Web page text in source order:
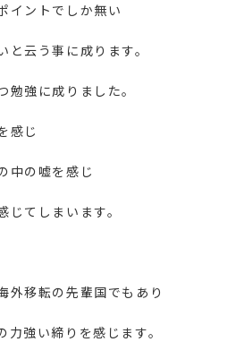
イントでしか無い
云う事に成ります。
強に成りました。
感じ
中の嘘を感じ
てしまいます。
外移転の先輩国でもあり
強い締りを感じます。